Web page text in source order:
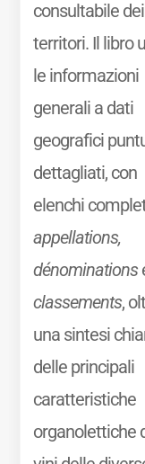
consultabile dei
territori. Il libro
le informazioni
generali a dati
geografici
dettagliati, con
elenchi
appellations,
dénominations
classements,
una sintesi
delle principali
caratteristiche
organolettiche